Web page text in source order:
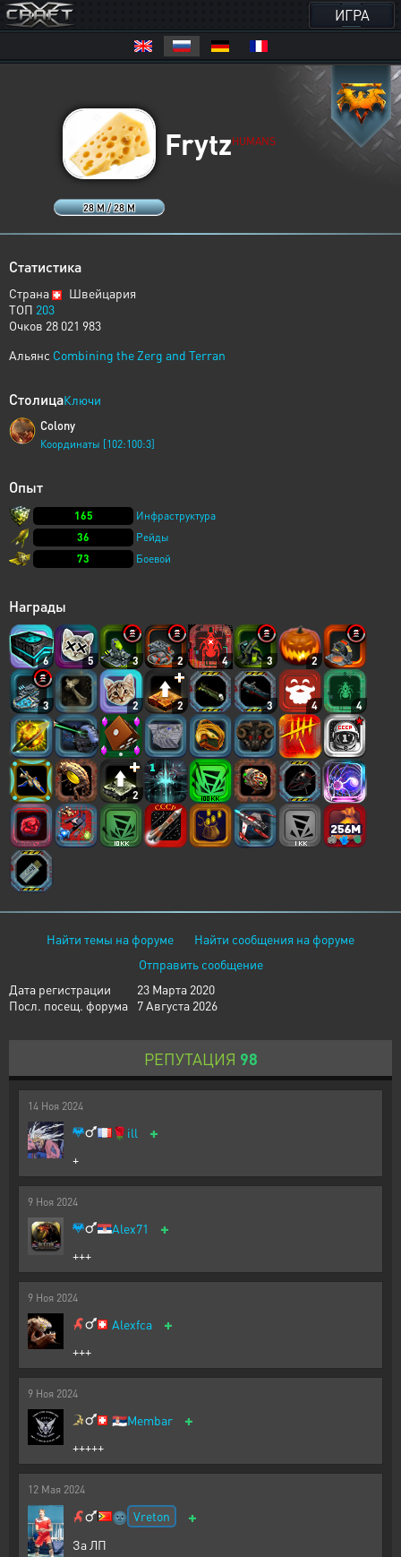
ИГРА
28 M / 28 M
FrytzHUMANS
Статистика
Страна
Швейцария
ТОП 203
Очков 28 021 983
Альянс Combining the Zerg and Terran
СтолицаКлючи
Colony
Координаты [102:100:3]
Опыт
165
Инфраструктура
36
Рейды
73
Боевой
Награды
6 5 3 2 4 3 2
3 2 2 3 4 4
2
Найти темы на форуме
Найти сообщения на форуме
Отправить сообщение
Дата регистрации
23 Марта 2020
Посл. посещ. форума
7 Августа 2026
РЕПУТАЦИЯ 98
14 Ноя 2024
🌹ill +
+
9 Ноя 2024
Alex71 +
+++
9 Ноя 2024
Alexfca +
+++
9 Ноя 2024
🇷🇸Membar +
+++++
12 Мая 2024
🌚 Vreton +
За ЛП